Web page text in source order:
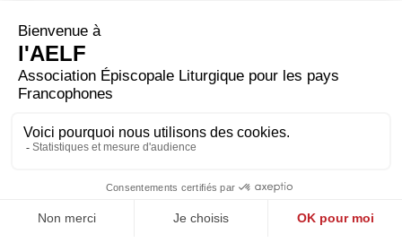
Dans toute ville où vous entrerez
et où vous serez accueillis,
mangez ce qui vous est présenté.
Guérissez les malades qui s’y trouvent
et dites-leur :
‘Le règne de Dieu s’est approché de vous.’ »
– Acclamons la Parole de Dieu.